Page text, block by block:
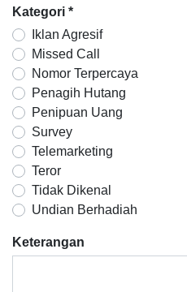
Kategori *
Iklan Agresif
Missed Call
Nomor Terpercaya
Penagih Hutang
Penipuan Uang
Survey
Telemarketing
Teror
Tidak Dikenal
Undian Berhadiah
Keterangan